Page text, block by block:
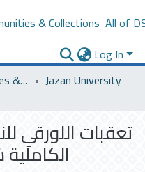
& Collections All of
Log In
Saudi Universities Theses & Dissertations
Jazan University
تعقبات اللورقي